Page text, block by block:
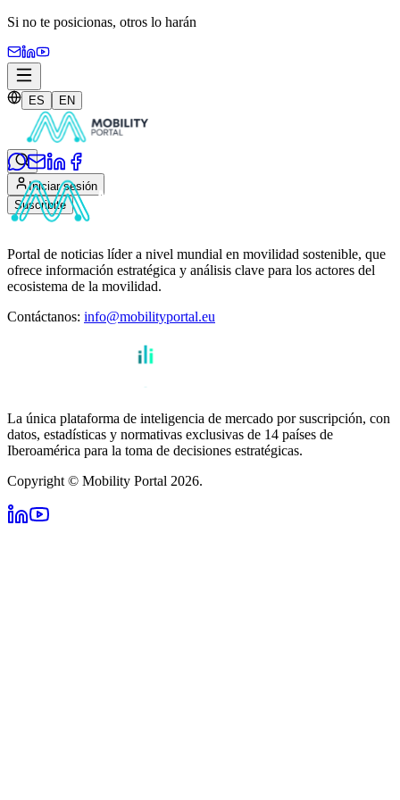
Si no te posicionas, otros lo harán
ES EN
Iniciar sesión
Suscribite
Portal de noticias líder a nivel mundial en movilidad sostenible, que
ofrece información estratégica y análisis clave para los actores del
ecosistema de la movilidad.
Contáctanos: info@mobilityportal.eu
La única plataforma de inteligencia de mercado por suscripción, con
datos, estadísticas y normativas exclusivas de 14 países de
Iberoamérica para la toma de decisiones estratégicas.
Copyright © Mobility Portal 2026.